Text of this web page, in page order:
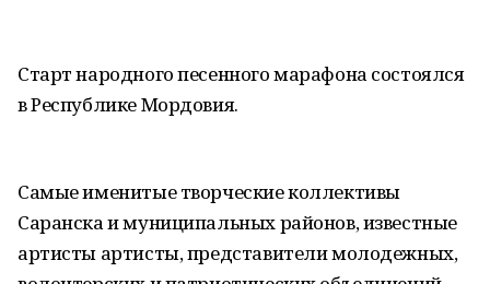
Старт народного песенного марафона состоялся
в Республике Мордовия.
Самые именитые творческие коллективы
Саранска и муниципальных районов, известные
артисты артисты, представители молодежных,